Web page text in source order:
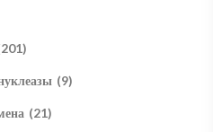
(9)
(21)